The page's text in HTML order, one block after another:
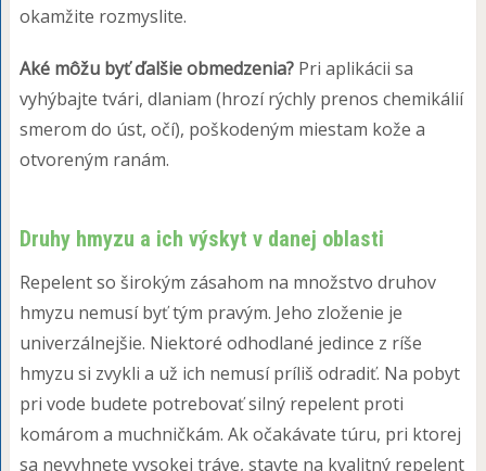
okamžite rozmyslite.
Aké môžu byť ďalšie obmedzenia?Pri aplikácii sa
vyhýbajte tvári, dlaniam (hrozí rýchly prenos chemikálií
smerom do úst, očí), poškodeným miestam kože a
otvoreným ranám.
Druhy hmyzu a ich výskyt v danej oblasti
Repelent so širokým zásahom na množstvo druhov
hmyzu nemusí byť tým pravým. Jeho zloženie je
univerzálnejšie. Niektoré odhodlané jedince z ríše
hmyzu si zvykli a už ich nemusí príliš odradiť. Na pobyt
pri vode budete potrebovať silný repelent proti
komárom a muchničkám. Ak očakávate túru, pri ktorej
sa nevyhnete vysokej tráve, stavte na kvalitný repelent